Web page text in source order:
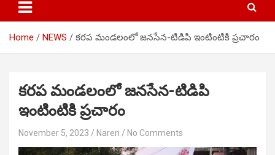
Home NEWS కరప మండలంలో జనసేన-టిడిపి ఇంటింటికి ప్రచారం
కరప మండలంలో జనసేన-టిడిపి
ఇంటింటికి ప్రచారం
November 5, 2023 Naren No Comments